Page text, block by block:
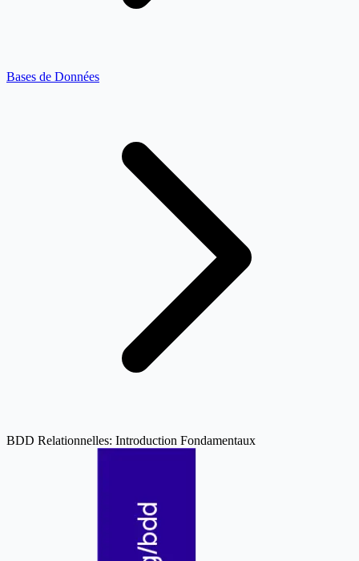
Bases de Données
BDD Relationnelles: Introduction Fondamentaux